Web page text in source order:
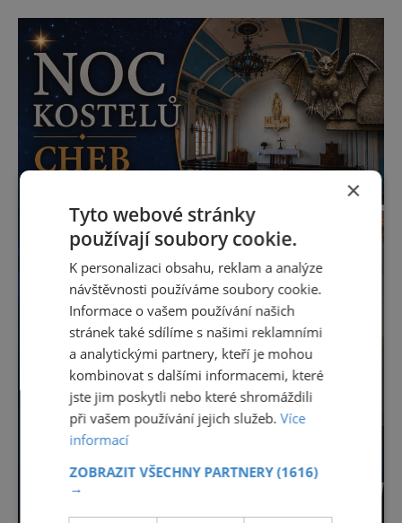
×
Tyto webové stránky
používají soubory cookie.
K personalizaci obsahu, reklam a analýze
návštěvnosti používáme soubory cookie.
Informace o vašem používání našich
stránek také sdílíme s našimi reklamními
a analytickými partnery, kteří je mohou
kombinovat s dalšími informacemi, které
jste jim poskytli nebo které shromáždili
při vašem používání jejich služeb.Více
informací
ZOBRAZIT VŠECHNY PARTNERY(1616)
→